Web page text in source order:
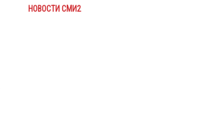
НОВОСТИ СМИ2